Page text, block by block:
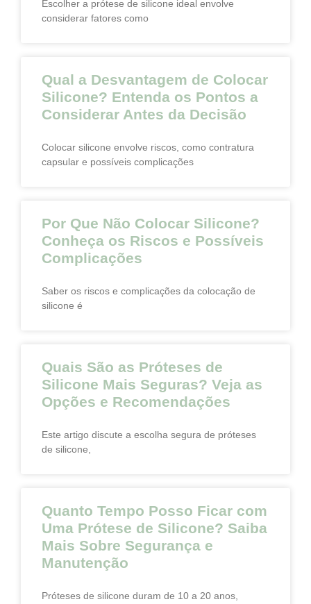
Escolher a prótese de silicone ideal envolve
considerar fatores como
Qual a Desvantagem de Colocar
Silicone? Entenda os Pontos a
Considerar Antes da Decisão
Colocar silicone envolve riscos, como contratura
capsular e possíveis complicações
Por Que Não Colocar Silicone?
Conheça os Riscos e Possíveis
Complicações
Saber os riscos e complicações da colocação de
silicone é
Quais São as Próteses de
Silicone Mais Seguras? Veja as
Opções e Recomendações
Este artigo discute a escolha segura de próteses
de silicone,
Quanto Tempo Posso Ficar com
Uma Prótese de Silicone? Saiba
Mais Sobre Segurança e
Manutenção
Próteses de silicone duram de 10 a 20 anos,